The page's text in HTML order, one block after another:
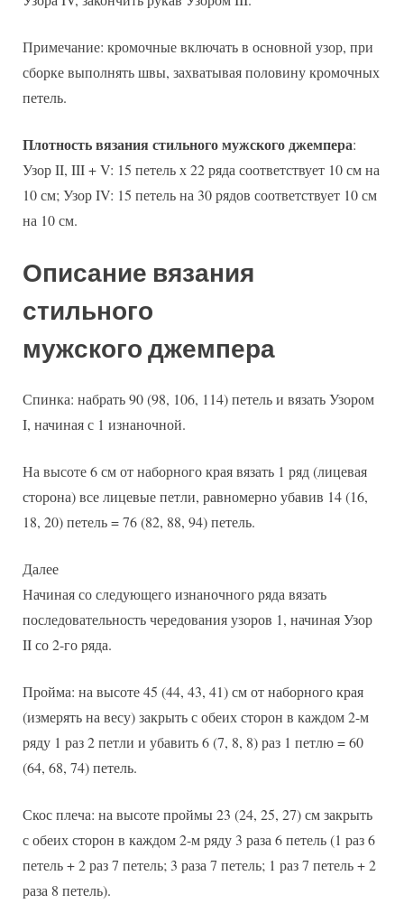
Примечание: кромочные включать в основной узор, при
сборке выполнять швы, захватывая половину кромочных
петель.
Плотность вязания стильного мужского джемпера:
Узор II, III + V: 15 петель х 22 ряда соответствует 10 см на
10 см; Узор IV: 15 петель на 30 рядов соответствует 10 см
на 10 см.
Описание вязания
стильного
мужского джемпера
Спинка: набрать 90 (98, 106, 114) петель и вязать Узором
I, начиная с 1 изнаночной.
На высоте 6 см от наборного края вязать 1 ряд (лицевая
сторона) все лицевые петли, равномерно убавив 14 (16,
18, 20) петель = 76 (82, 88, 94) петель.
Далее
Начиная со следующего изнаночного ряда вязать
последовательность чередования узоров 1, начиная Узор
II со 2-го ряда.
Пройма: на высоте 45 (44, 43, 41) см от наборного края
(измерять на весу) закрыть с обеих сторон в каждом 2-м
ряду 1 раз 2 петли и убавить 6 (7, 8, 8) раз 1 петлю = 60
(64, 68, 74) петель.
Скос плеча: на высоте проймы 23 (24, 25, 27) см закрыть
с обеих сторон в каждом 2-м ряду 3 раза 6 петель (1 раз 6
петель + 2 раз 7 петель; 3 раза 7 петель; 1 раз 7 петель + 2
раза 8 петель).